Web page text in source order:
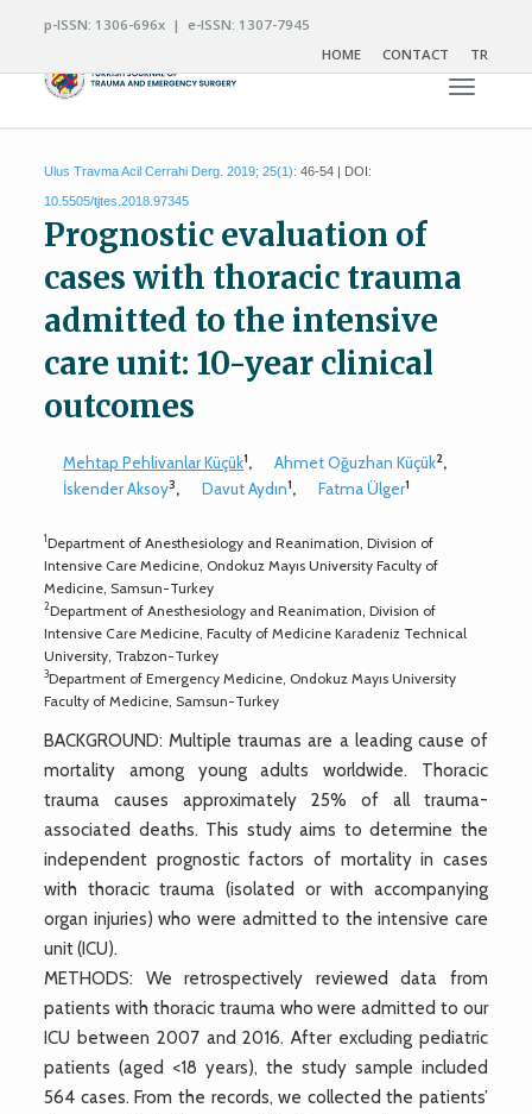
p-ISSN: 1306-696x | e-ISSN: 1307-7945
HOME
CONTACT TR
Toggle
Ulus Travma Acil Cerrahi Derg. 2019; 25(1): 46-54 | DOI:
10.5505/tjtes.2018.97345
Prognostic evaluation of
cases with thoracic trauma
admitted to the intensive
care unit: 10-year clinical
outcomes
Mehtap Pehlivanlar Küçük1, Ahmet Oğuzhan Küçük2,
İskender Aksoy3, Davut Aydın1, Fatma Ülger1
1Department of Anesthesiology and Reanimation, Division of
Intensive Care Medicine, Ondokuz Mayıs University Faculty of
Medicine, Samsun-Turkey
2Department of Anesthesiology and Reanimation, Division of
Intensive Care Medicine, Faculty of Medicine Karadeniz Technical
University, Trabzon-Turkey
3Department of Emergency Medicine, Ondokuz Mayıs University
Faculty of Medicine, Samsun-Turkey
BACKGROUND: Multiple traumas are a leading cause of
mortality among young adults worldwide. Thoracic
trauma causes approximately 25% of all trauma-
associated deaths. This study aims to determine the
independent prognostic factors of mortality in cases
with thoracic trauma (isolated or with accompanying
organ injuries) who were admitted to the intensive care
unit (ICU).
METHODS: We retrospectively reviewed data from
patients with thoracic trauma who were admitted to our
ICU between 2007 and 2016. After excluding pediatric
patients (aged <18 years), the study sample included
564 cases. From the records, we collected the patients’